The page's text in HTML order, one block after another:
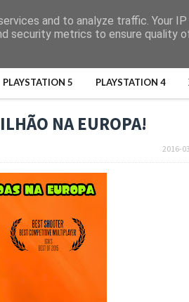
PLAYSTATION 5 PLAYSTATION 4
NA EUROPA!
2016-
and to analyze traffic. Your
security metrics to ensure quality